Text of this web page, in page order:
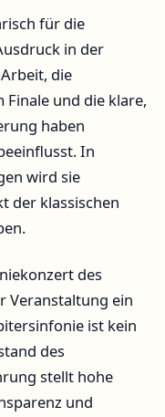
für die
in der
die
und die klare,
haben
In
wird sie
der klassischen
des
Veranstaltung ein
ist kein
des
stellt hohe
und